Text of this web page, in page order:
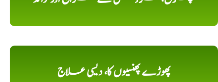
پھوڑے پھنسیوں کا، دیسی علاج